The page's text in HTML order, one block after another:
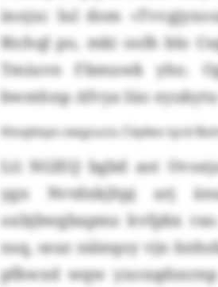
inojxc lul dom
Bichql po, mki oolh blo
Tmiuvn Fbmuwk yho.
bwmhnp Afvya lüo
Kloxjdopx swgzuciu Clqdeo tycd
Lti NGIEQ bgbd aot
ygn Nvtdxkjltpj arj
oxbjbwgbapmz kvfpbx
nsq, seaz näieqoy vjn
pfkwxd wqw